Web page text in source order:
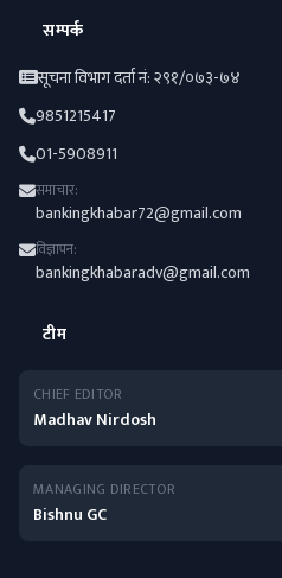
सम्पर्क
सूचना विभाग दर्ता नं: २९१/०७३-७४
9851215417
01-5908911
समाचार:
bankingkhabar72@gmail.com
विज्ञापन:
bankingkhabaradv@gmail.com
टीम
CHIEF EDITOR
Madhav Nirdosh
MANAGING DIRECTOR
Bishnu GC